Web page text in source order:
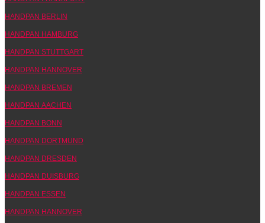
HANDPAN BERLIN
HANDPAN HAMBURG
HANDPAN STUTTGART
HANDPAN HANNOVER
HANDPAN BREMEN
HANDPAN AACHEN
HANDPAN BONN
HANDPAN DORTMUND
HANDPAN DRESDEN
HANDPAN DUISBURG
HANDPAN ESSEN
HANDPAN HANNOVER